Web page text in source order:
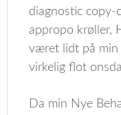
diagnostic copy-
appropo krøller,
været lidt på min
virkelig flot
Da min Nye